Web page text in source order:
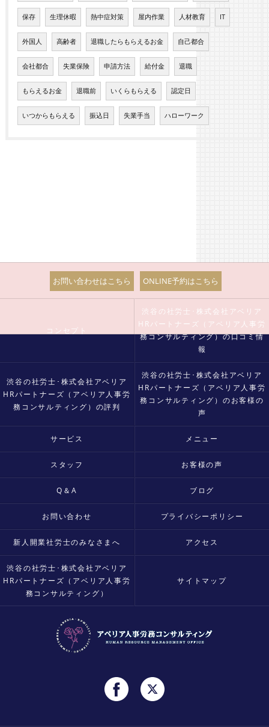
保存 生理休暇 熱中症対策 屋内作業 人材教育 IT
外国人 高齢者 退職したらもらえるお金 自己都合
会社都合 失業保険 申請方法 給付金 退職
もらえるお金 退職前 いくらもらえる 認定日
いつからもらえる 振込日 失業手当 ハローワーク
お問い合わせはこちら ONLINE予約はこちら
コンセプト
渋谷の社労士･株式会社アベリア
HRパートナーズ（アベリア人事労
務コンサルティング）の口コミ情
報
渋谷の社労士･株式会社アベリア
HRパートナーズ（アベリア人事労
務コンサルティング）の評判
渋谷の社労士･株式会社アベリア
HRパートナーズ（アベリア人事労
務コンサルティング）のお客様の
声
サービス メニュー
スタッフ お客様の声
Q＆A ブログ
お問い合わせ プライバシーポリシー
新人開業社労士のみなさまへ アクセス
渋谷の社労士･株式会社アベリア
HRパートナーズ（アベリア人事労
務コンサルティング）
サイトマップ